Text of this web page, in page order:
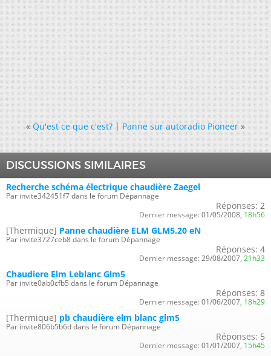
« Qu'est ce que c'est?|Panne sur autoradio Pioneer »
DISCUSSIONS SIMILAIRES
Recherche schéma électrique chaudière Zaegel
Par invite342451f7 dans le forum Dépannage
Réponses: 2
Dernier message: 01/05/2008, 18h56
[Thermique] Panne chaudière ELM GLM5.20 eN
Par invite3727ceb8 dans le forum Dépannage
Réponses: 4
Dernier message: 29/08/2007, 21h33
Chaudiere Elm Leblanc Glm5
Par invite0ab0cfb5 dans le forum Dépannage
Réponses: 8
Dernier message: 01/06/2007, 18h29
[Thermique] pb chaudière elm blanc glm5
Par invite806b5b6d dans le forum Dépannage
Réponses: 5
Dernier message: 01/01/2007, 15h45